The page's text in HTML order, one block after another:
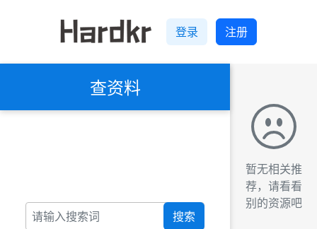
登录 注册
查资料
搜索
暂无相关推
荐，请看看
别的资源吧